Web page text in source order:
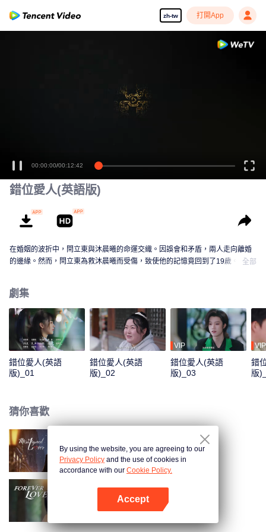
zh-tw 打開App
00:00:00/00:12:42
錯位愛人(英語版)
在婚姻的波折中，閆立東與沐晨曦的命運交織。因誤會和矛盾，兩人走向離婚
的邊緣。然而，閆立東為救沐晨曦而受傷，致使他的記憶竟回到了19歲。在這
全部
劇集
錯位愛人(英語
版)_01
錯位愛人(英語
版)_02
VIP
錯位愛人(英語
版)_03
VIP
錯
版
猜你喜歡
錯位愛人
盲心千金（英語版）
By using the website, you are agreeing to our
Privacy Policy and the use of cookies in
accordance with our Cookie Policy.
Accept